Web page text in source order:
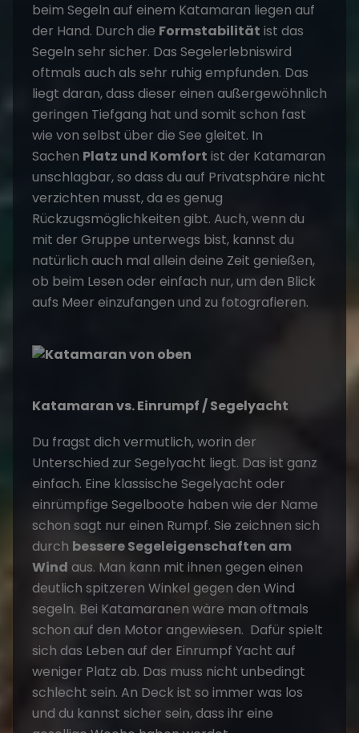
beim Segeln auf einem Katamaran liegen auf
der Hand. Durch die Formstabilität ist das
Segeln sehr sicher. Das Segelerlebniswird
oftmals auch als sehr ruhig empfunden. Das
liegt daran, dass dieser einen außergewöhnlich
geringen Tiefgang hat und somit schon fast
wie von selbst über die See gleitet. In
Sachen Platz und Komfort ist der Katamaran
unschlagbar, so dass du auf Privatsphäre nicht
verzichten musst, da es genug
Rückzugsmöglichkeiten gibt. Auch, wenn du
mit der Gruppe unterwegs bist, kannst du
natürlich auch mal allein deine Zeit genießen,
ob beim Lesen oder einfach nur, um den Blick
aufs Meer einzufangen und zu fotografieren.
Katamaran vs. Einrumpf / Segelyacht
Du fragst dich vermutlich, worin der
Unterschied zur Segelyacht liegt. Das ist ganz
einfach. Eine klassische Segelyacht oder
einrümpfige Segelboote haben wie der Name
schon sagt nur einen Rumpf. Sie zeichnen sich
durch bessere Segeleigenschaften am
Wind aus. Man kann mit ihnen gegen einen
deutlich spitzeren Winkel gegen den Wind
segeln. Bei Katamaranen wäre man oftmals
schon auf den Motor angewiesen. Dafür spielt
sich das Leben auf der Einrumpf Yacht auf
weniger Platz ab. Das muss nicht unbedingt
schlecht sein. An Deck ist so immer was los
und du kannst sicher sein, dass ihr eine